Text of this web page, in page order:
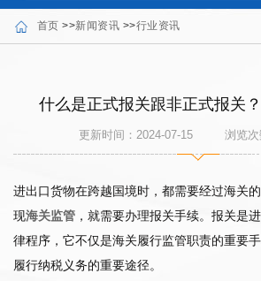
首页 >>新闻资讯 >>行业资讯
什么是正式报关跟非正式报关
更新时间：2024-07-15 浏览次
进出口货物在跨越国境时，都需要经过海关
现海关监管 ，就需要办理报关手续。报关是
律程序，它不仅是海关履行监管职责的重要
履行纳税义务的重要途径。